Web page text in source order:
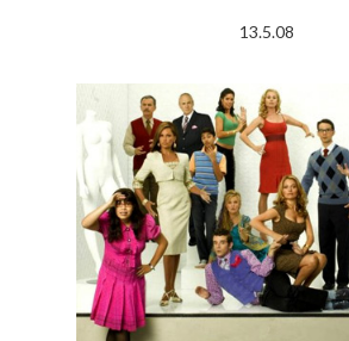
13.5.08